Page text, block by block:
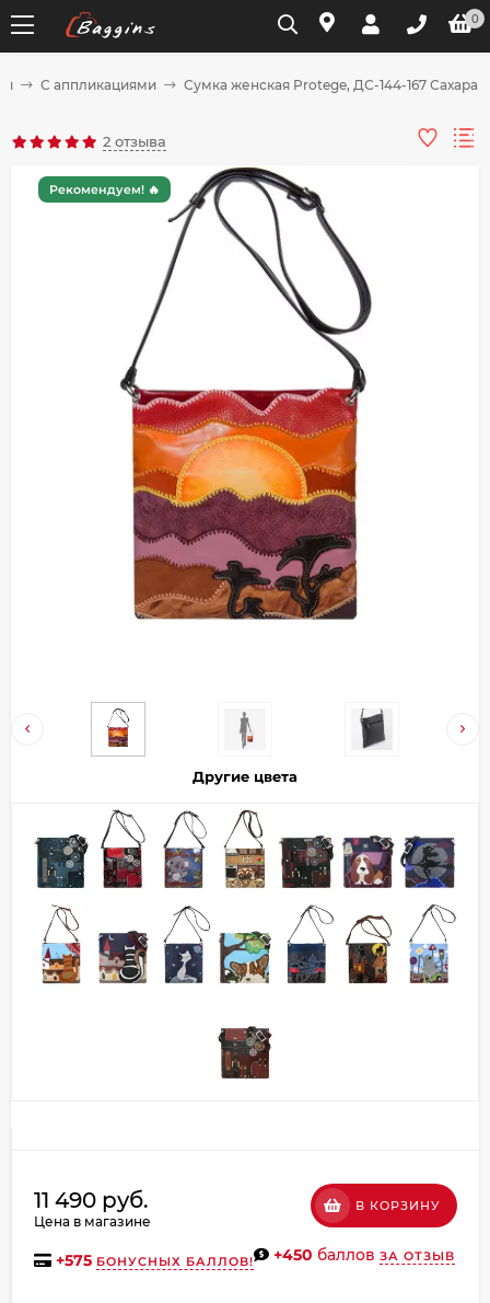
0
С аппликациями Сумка женская Protege, ДС-144-167 Сахара
2 отзыва
Рекомендуем! 🔥
Другие цвета
11 490 руб.
Цена в магазине
В КОРЗИНУ
+575 БОНУСНЫХ БАЛЛОВ! +450 баллов ЗА ОТЗЫВ
Разбейте
оплатуна части
без переплат
График платежей
Добавляйте товары
в корзину
Оплачивайте сегодня только
Получайте товар
выбранный способом
Оставшиеся75
% будут
списыватьсяс вашей карты
по25% каждые 2 недели
Подробнее
2 недели